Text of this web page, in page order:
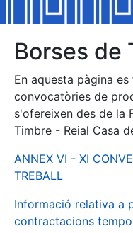
Mostra/Amaga
Mostra/Amaga
Mostra/Amaga
Borses de
En aquesta pàgina
convocatòries de
s'ofereixen des de la
Timbre - Reial Casa
ANNEX VI - XI
TREBALL
Informació relativa a
contractacions